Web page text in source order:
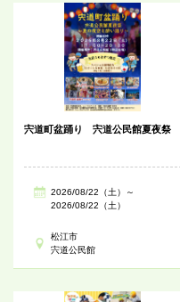
宍道町盆踊り 宍道公民館夏夜祭
2026/08/22（土）～
2026/08/22（土）
松江市
宍道公民館